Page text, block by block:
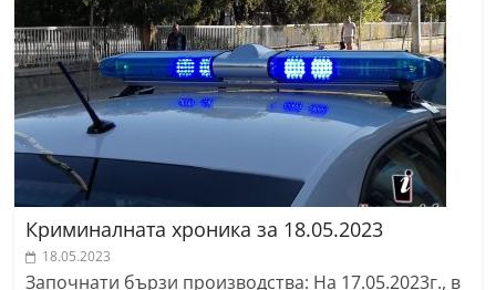
Криминалната хроника за 18.05.2023
18.05.2023
Започнати бързи производства: На 17.05.2023г., в